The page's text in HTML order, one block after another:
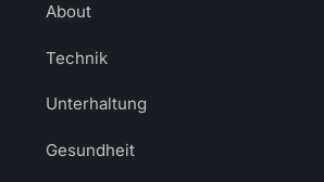
About
Technik
Unterhaltung
Gesundheit